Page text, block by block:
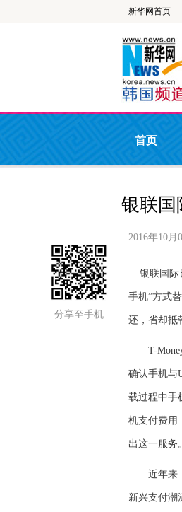
新华网首页
首页
分享至手机
银联国
2016年10月
银联国际
手机”方式
还，省却抵
T-Money
确认手机与
载过程中手
机支付费用
出这一服务。
近年来，
新兴支付潮